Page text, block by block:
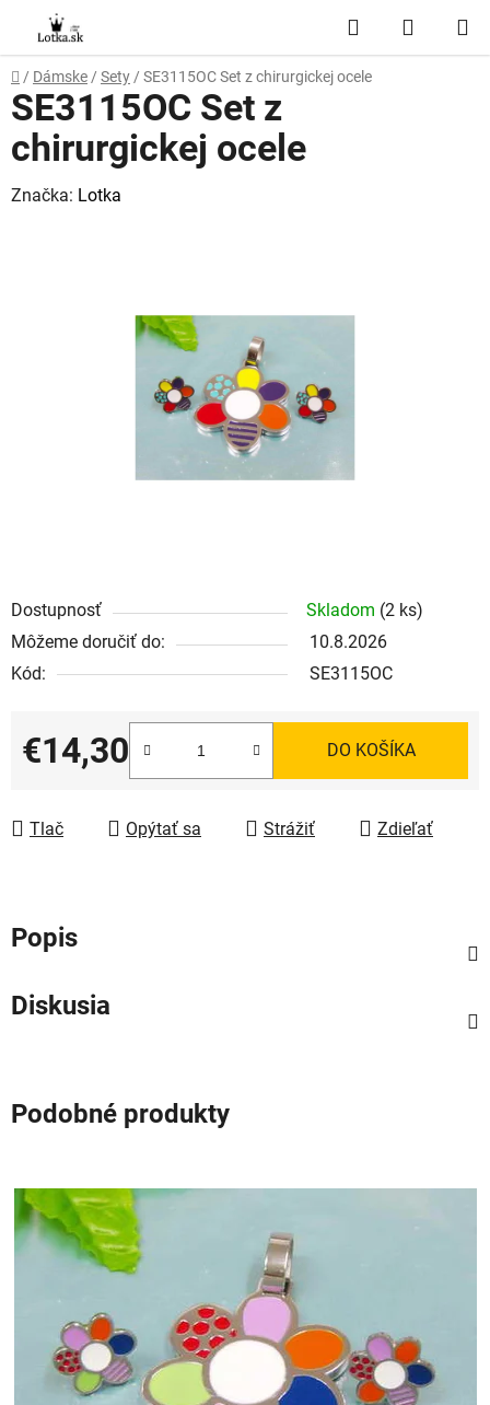
obsah
Hľadať
KOŠÍK
Domov
/ Dámske / Sety / SE3115OC Set z chirurgickej ocele
Dostupnosť Skladom (2 ks)
Môžeme doručiť do:
10.8.2026
Kód:
SE3115OC
€14,30
Jednotková cena:
DO KOŠÍKA
Tlač Opýtať sa Strážiť Zdieľať
SE3115OC Set z
chirurgickej ocele
Značka: Lotka
Popis
Diskusia
Podobné produkty